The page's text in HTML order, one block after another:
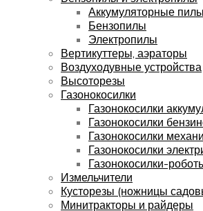
Аккумуляторные пилы
Бензопилы
Электропилы
Вертикуттеры, аэраторы
Воздуходувные устройства
Высоторезы
Газонокосилки
Газонокосилки
Газонокосилки
Газонокосилки
Газонокосилки
Газонокосилки-
Измельчители
Кусторезы (ножницы
Минитракторы и райдеры